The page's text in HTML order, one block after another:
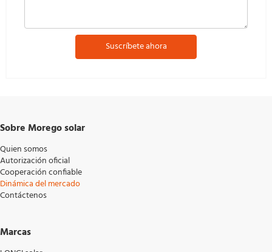
Suscríbete ahora
Sobre Morego solar
Quien somos
Autorización oficial
Cooperación confiable
Dinámica del mercado
Contáctenos
Marcas